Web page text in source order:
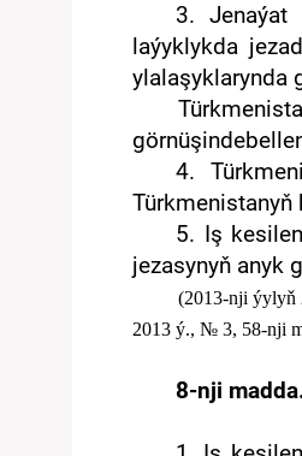
3.
laýyklykda jeza
ylalaşyklarynda
4.
Türkmenistanyň
5. Iş
jezasynyň anyk
(2013-nji ýylyň
2013 ý., № 3, 58-nji
8-nji